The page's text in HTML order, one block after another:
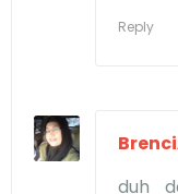
Reply
duh